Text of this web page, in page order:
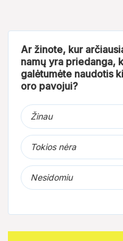
Ar žinote, kur
namų yra priedanga,
galėtumėte naudotis
oro pavojui?
Žinau
Tokios nėra
Nesidomiu